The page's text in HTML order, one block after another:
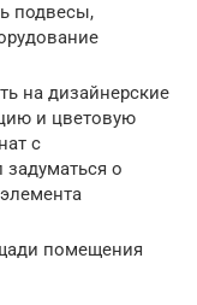
подвесы,
на дизайнерские
и цветовую
с
о
помещения